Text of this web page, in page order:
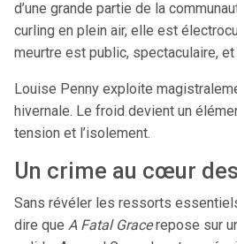
d’une grande partie de la
curling en plein air, elle est
meurtre est public, spectaculaire,
Louise Penny exploite
hivernale. Le froid devient un
tension et l’isolement.
Un crime au cœur
Sans révéler les ressorts
dire que A Fatal Gracerepose sur